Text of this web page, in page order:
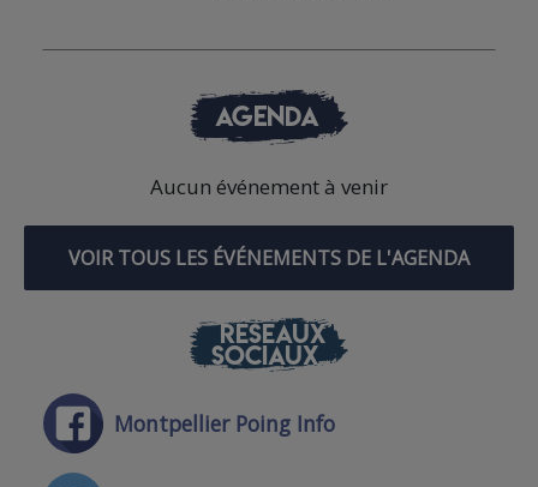
AGENDA
Aucun événement à venir
VOIR TOUS LES ÉVÉNEMENTS DE L'AGENDA
RÉSEAUX
SOCIAUX
Montpellier Poing Info